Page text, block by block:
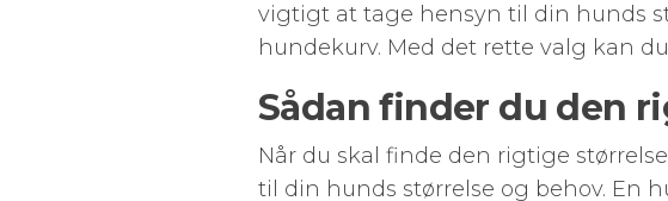
vigtigt at tage hensyn til din hunds
hundekurv. Med det rette valg kan
Sådan finder du den
Når du skal finde den rigtige
til din hunds størrelse og behov. En